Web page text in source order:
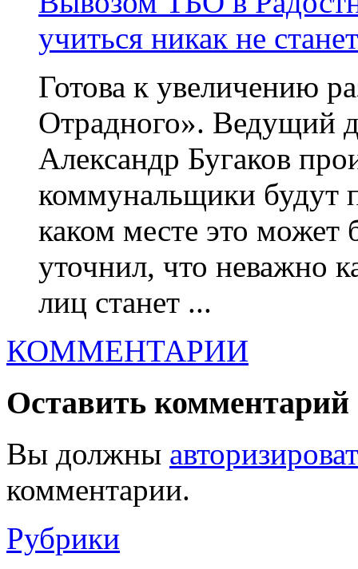
учиться никак не
Готова к увеличению
Отрадного». Ведущий
Александр Бугаков
коммунальщики будут
каком месте это
уточнил, что неважно
лиц станет ...
КОММЕНТАРИИ
Оставить комментарий
Вы должны
комментарии.
Рубрики